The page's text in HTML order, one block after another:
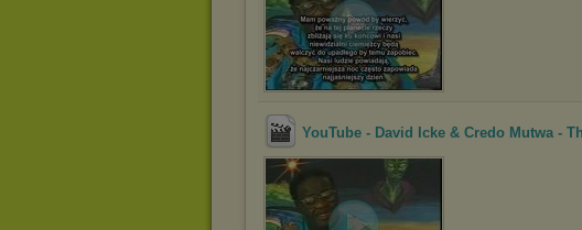
YouTube - David Icke & Credo Mutwa -